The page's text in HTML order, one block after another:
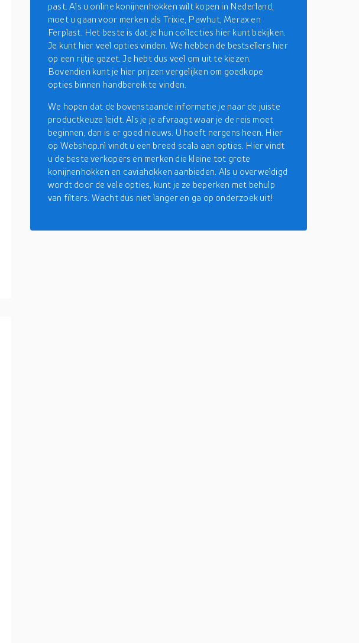
past. Als u online konijnenhokken wilt kopen in Nederland,
moet u gaan voor merken als Trixie, Pawhut, Merax en
Ferplast. Het beste is dat je hun collecties hier kunt bekijken.
Je kunt hier veel opties vinden. We hebben de bestsellers hier
op een rijtje gezet. Je hebt dus veel om uit te kiezen.
Bovendien kunt je hier prijzen vergelijken om goedkope
opties binnen handbereik te vinden.
We hopen dat de bovenstaande informatie je naar de juiste
productkeuze leidt. Als je je afvraagt waar je de reis moet
beginnen, dan is er goed nieuws. U hoeft nergens heen. Hier
op Webshop.nl vindt u een breed scala aan opties. Hier vindt
u de beste verkopers en merken die kleine tot grote
konijnenhokken en caviahokken aanbieden. Als u overweldigd
wordt door de vele opties, kunt je ze beperken met behulp
van filters. Wacht dus niet langer en ga op onderzoek uit!